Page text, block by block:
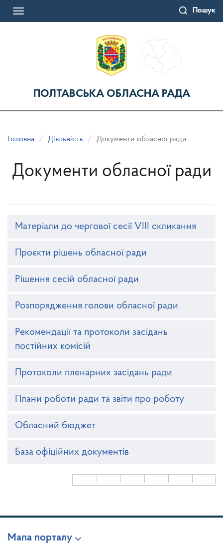
Пошук
Toggle
ПОЛТАВСЬКА ОБЛАСНА РАДА
Головна Діяльність Документи обласної ради
Документи обласної ради
Матеріали до чергової сесії VIII скликання
Проєкти рішень обласної ради
Рішення сесій обласної ради
Розпорядження голови обласної ради
Рекомендації та протоколи засідань
постійних комісій
Протоколи пленарних засідань ради
Плани роботи ради та звіти про роботу
Обласний бюджет
База офіційних документів
Мапа порталу